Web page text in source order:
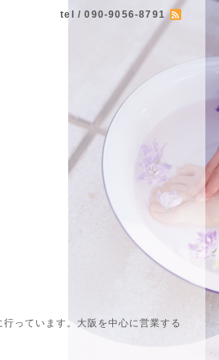
tel / 090-9056-8791
っています。大阪を中心に営業する